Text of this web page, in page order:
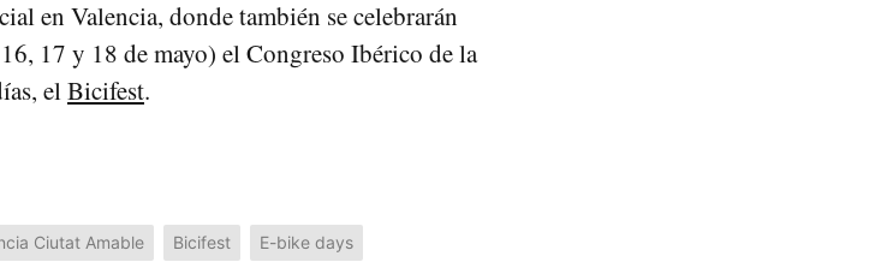
en Valencia, donde también se celebrarán
17 y 18 de mayo) el Congreso Ibérico de la
elBicifest.
Ciutat Amable Bicifest E-bike days